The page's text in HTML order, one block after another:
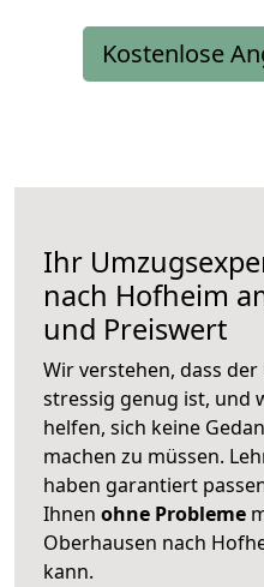
Kostenlose
Ihr
nach Hofheim
und Preiswert
Wir verstehen, dass
stressig genug ist, und
helfen, sich keine
machen zu müssen.
haben garantiert
Ihnen ohne Probleme
Oberhausen nach
kann.